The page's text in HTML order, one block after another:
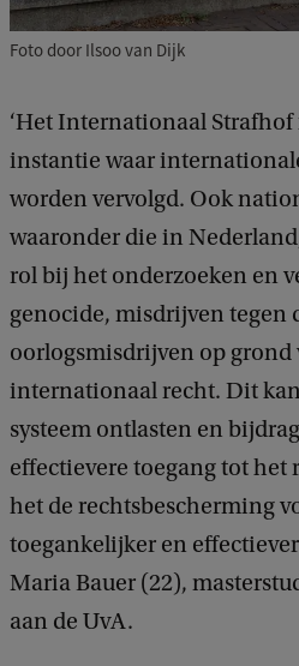
Foto door Ilsoo van Dijk
‘Het Internationaal
instantie waar
worden vervolgd. Ook
waaronder die in
rol bij het onderzoeken en
genocide, misdrijven tegen
oorlogsmisdrijven op grond
internationaal recht. Dit
systeem ontlasten en
effectievere toegang tot het
het de rechtsbescherming
toegankelijker en
Maria Bauer (22),
aan de UvA.